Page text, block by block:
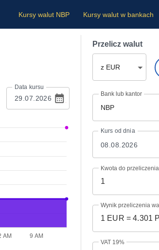
Kursy walut NBP Kursy walut w bankach
Data kursu
Przelicz walut
z EUR
Bank lub kantor
NBP
Kurs od dnia
Kwota do przeliczenia
Wynik przeliczenia
VAT 19%